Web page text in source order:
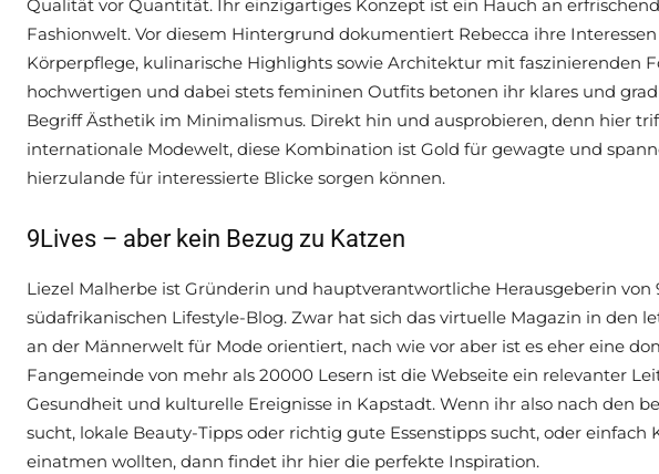
Qualität vor Quantität. Ihr einzigartiges Konzept ist ein Hauch an
Fashionwelt. Vor diesem Hintergrund dokumentiert Rebecca ihre
Körperpflege, kulinarische Highlights sowie Architektur mit faszinierenden
hochwertigen und dabei stets femininen Outfits betonen ihr klares und
Begriff Ästhetik im Minimalismus. Direkt hin und ausprobieren, denn hier
internationale Modewelt, diese Kombination ist Gold für gewagte und
hierzulande für interessierte Blicke sorgen können.
9Lives – aber kein Bezug zu Katzen
Liezel Malherbe ist Gründerin und hauptverantwortliche Herausgeberin von
südafrikanischen Lifestyle-Blog. Zwar hat sich das virtuelle Magazin in den
an der Männerwelt für Mode orientiert, nach wie vor aber ist es eher eine
Fangemeinde von mehr als 20000 Lesern ist die Webseite ein relevanter
Gesundheit und kulturelle Ereignisse in Kapstadt. Wenn ihr also nach den
sucht, lokale Beauty-Tipps oder richtig gute Essenstipps sucht, oder einfach
einatmen wollten, dann findet ihr hier die perfekte Inspiration.